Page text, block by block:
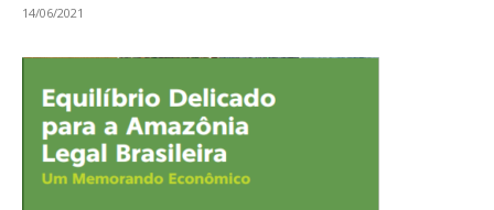
14/06/2021